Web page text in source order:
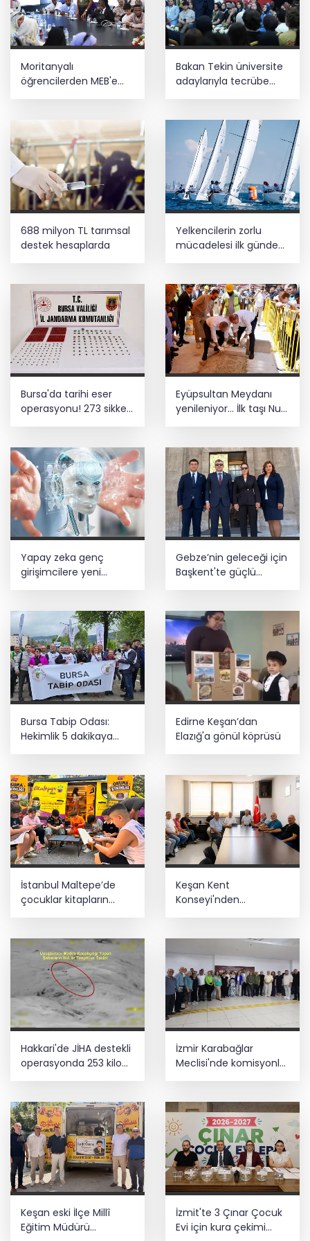
Moritanyalı
öğrencilerden MEB'e
ziyaret
Bakan Tekin üniversite
adaylarıyla tecrübe
paylaştı
688 milyon TL tarımsal
destek hesaplarda
Yelkencilerin zorlu
mücadelesi ilk günde
Bursa'da tarihi eser
operasyonu! 273 sikke
Eyüpsultan Meydanı
yenileniyor... İlk taşı Nuri
Yapay zeka genç
girişimcilere yeni
kapılar açıyor
Gebze’nin geleceği için
Başkent'te güçlü
temaslar
Bursa Tabip Odası:
Hekimlik 5 dakikaya
Edirne Keşan’dan
Elazığ'a gönül köprüsü
İstanbul Maltepe’de
çocuklar kitapların
Keşan Kent
Konseyi'nden
Hakkari'de JİHA destekli
operasyonda 253 kilo
esrar ele geçirildi
İzmir Karabağlar
Meclisi'nde komisyonlar
yeniden şekillendi
Keşan eski İlçe Millî
Eğitim Müdürü
İzmit'te 3 Çınar Çocuk
Evi için kura çekimi